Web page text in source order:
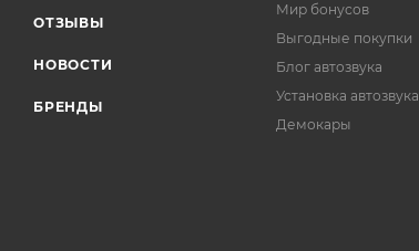
ОТЗЫВЫ
НОВОСТИ
БРЕНДЫ
Мир бонусов
Выгодные покупки
Блог автозвука
Установка автозвука
Демокары